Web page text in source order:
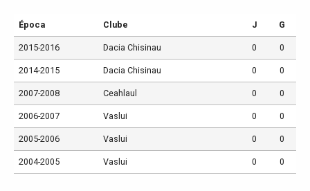
Época Clube J G
2015-2016 Dacia Chisinau 0 0
2014-2015 Dacia Chisinau 0 0
2007-2008 Ceahlaul 0 0
2006-2007 Vaslui 0 0
2005-2006 Vaslui 0 0
2004-2005 Vaslui 0 0